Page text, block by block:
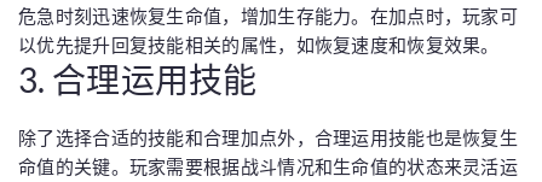
危急时刻迅速恢复生命值，增加生存能力。在加点时，玩家可
以优先提升回复技能相关的属性，如恢复速度和恢复效果。
3. 合理运用技能
除了选择合适的技能和合理加点外，合理运用技能也是恢复生
命值的关键。玩家需要根据战斗情况和生命值的状态来灵活运